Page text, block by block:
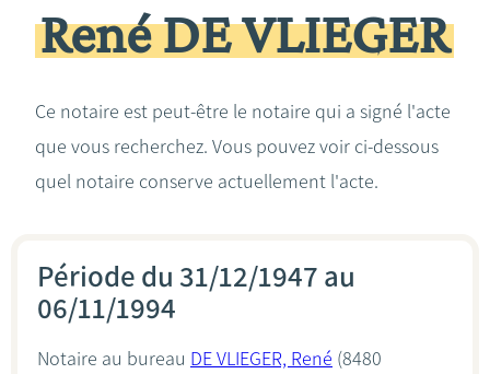
Héritage et donations
Le notaire
René DE VLIEGER
Ce notaire est peut-être le notaire qui a signé l'acte
que vous recherchez. Vous pouvez voir ci-dessous
quel notaire conserve actuellement l'acte.
Période du 31/12/1947 au
06/11/1994
Notaire au bureau DE VLIEGER, René (8480